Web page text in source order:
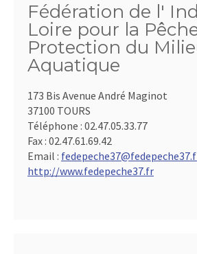
Fédération de l'
Loire pour la
Protection du
Aquatique
173 Bis Avenue André Maginot
37100 TOURS
Téléphone : 02.47.05.33.77
Fax : 02.47.61.69.42
Email :
http://www.fedepeche37.fr